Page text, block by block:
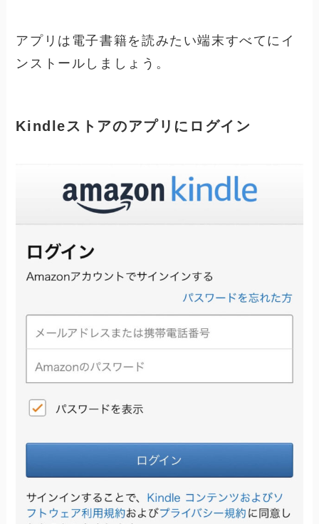
アプリは電子書籍を読みたい端末すべてにイ
ンストールしましょう。
Kindleストアのアプリにログイン